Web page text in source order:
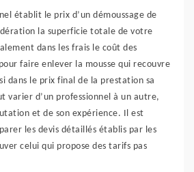
établit le prix d’un démoussage de
la superficie totale de votre
dans les frais le coût des
faire enlever la mousse qui recouvre
dans le prix final de la prestation sa
varier d’un professionnel à un autre,
et de son expérience. Il est
les devis détaillés établis par les
celui qui propose des tarifs pas